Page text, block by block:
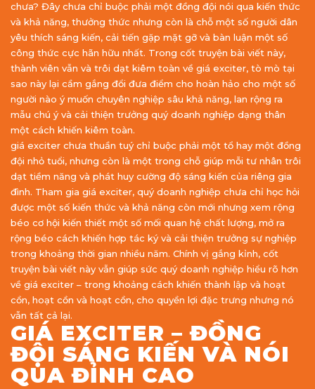
chưa? Đây chưa chỉ buộc phải một đồng đội nói qua kiến thức
và khả năng, thưởng thức nhưng còn là chỗ một số người dân
yêu thích sáng kiến, cải tiến gặp mặt gỡ và bàn luận một số
công thức cực hãn hữu nhất. Trong cốt truyện bài viết này,
thành viên vẫn và trôi dạt kiêm toàn về giá exciter, tò mò tại
sao này lại cầm gắng đổi đưa điểm cho hoàn hảo cho một số
người nào ý muốn chuyên nghiệp sâu khả năng, lan rộng ra
mẫu chú ý và cải thiện trưởng quý doanh nghiệp dạng thân
một cách khiến kiêm toàn.
giá exciter chưa thuần tuý chỉ buộc phải một tổ hay một đồng
đội nhỏ tuổi, nhưng còn là một trong chỗ giúp mỗi tư nhân trôi
dạt tiềm năng và phát huy cường độ sáng kiến của riêng gia
đình. Tham gia giá exciter, quý doanh nghiệp chưa chỉ học hỏi
được một số kiến thức và khả năng còn mới nhưng xem rộng
béo cơ hội kiến thiết một số mối quan hệ chất lượng, mở ra
rộng béo cách khiến hợp tác ký và cải thiện trưởng sự nghiệp
trong khoảng thời gian nhiều năm. Chính vị gắng kỉnh, cốt
truyện bài viết này vẫn giúp sức quý doanh nghiệp hiểu rõ hơn
về giá exciter – trong khoảng cách khiến thành lập và hoạt
cồn, hoạt cồn và hoạt cồn, cho quyền lợi đặc trưng nhưng nó
vẫn tất cả lại.
GIÁ EXCITER – ĐỒNG
ĐỘI SÁNG KIẾN VÀ NÓI
QUA ĐỈNH CAO